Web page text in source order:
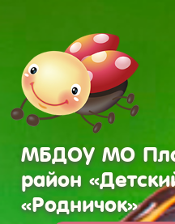
МБДОУ МО
район
«Родничок»